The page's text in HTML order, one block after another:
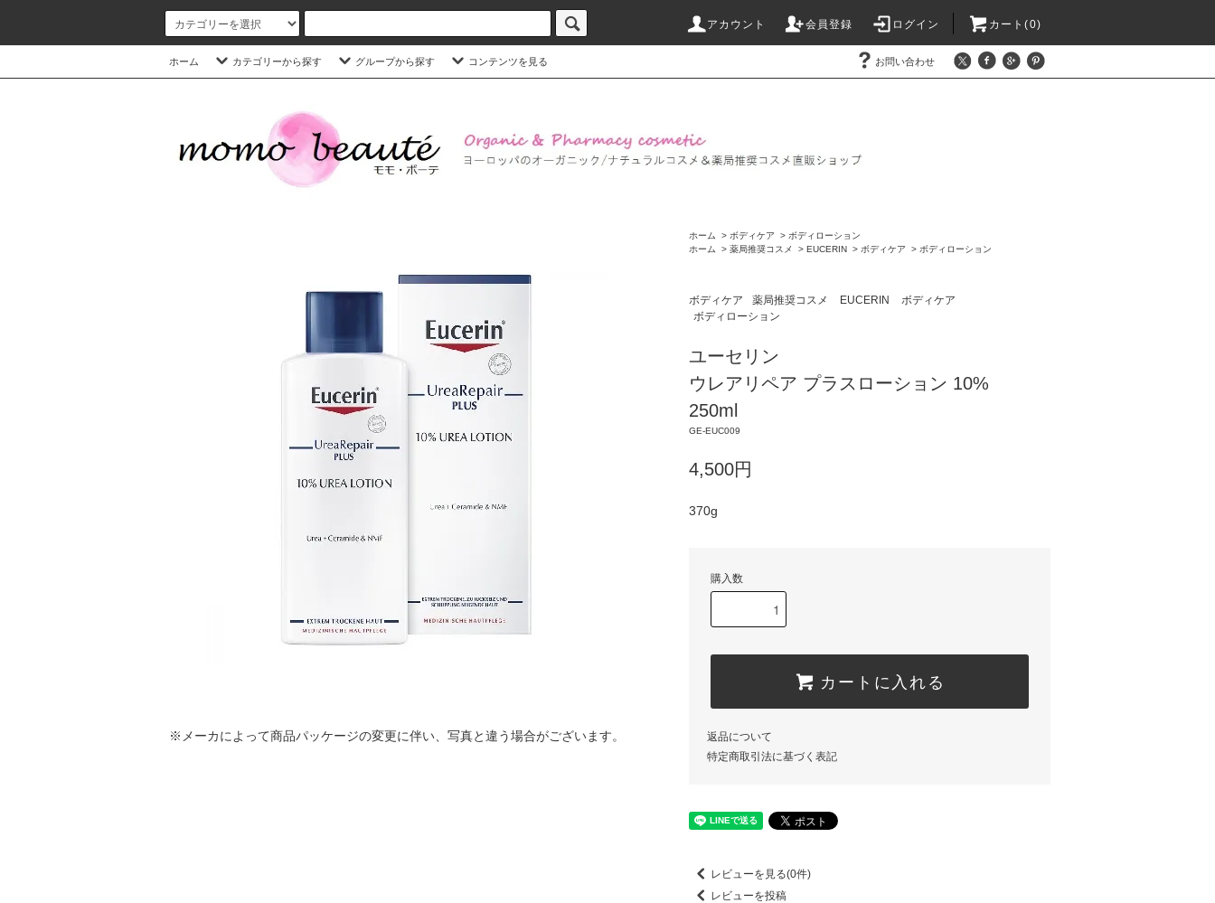
アカウント 会員登録 ログイン カート(0)
ホーム カテゴリーから探す グループから探す コンテンツを見る お問い合わせ
※メーカによって商品パッケージの変更に伴い、写真と違う場合がございます。
ホーム > ボディケア > ボディローション
ホーム
> 薬局推奨コスメ > EUCERIN > ボディケア > ボディローション
ボディケア 薬局推奨コスメ EUCERIN
ボディケア
ボディローション
ユーセリン
ウレアリペア プラスローション 10%
250ml
GE-EUC009
4,500円
370g
購入数
カートに入れる
返品について
特定商取引法に基づく表記
レビューを見る(0件)
レビューを投稿